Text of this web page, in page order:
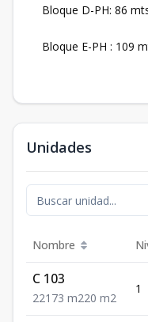
Bloque D-PH: 86
Bloque E-PH : 109
Unidades
Nombre
C 103
221 73 m220 m2
1